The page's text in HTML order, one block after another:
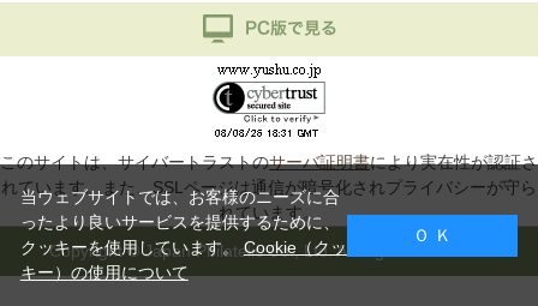
このサイトは、サイバートラストのサーバ証明書により実在性が認証さ
れています。また、SSLページは通信が暗号化されプライバシーが守ら
れています。
Copyright © Japan Philatelic Co., Ltd. All Rights Reserved.
当ウェブサイトでは、お客様のニーズに合
ったより良いサービスを提供するために、
クッキーを使用しています。Cookie（クッ
キー）の使用について
Ｏ Ｋ